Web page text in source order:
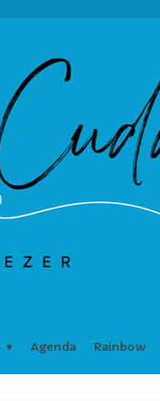
Agenda Rainbow